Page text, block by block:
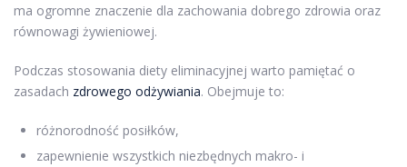
ma ogromne znaczenie dla zachowania dobrego zdrowia oraz
równowagi żywieniowej.
Podczas stosowania diety eliminacyjnej warto pamiętać o
zasadach zdrowego odżywiania. Obejmuje to:
różnorodność posiłków,
zapewnienie wszystkich niezbędnych makro- i